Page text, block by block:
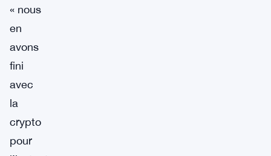
« nous
en
avons
fini
avec
la
crypto
pour